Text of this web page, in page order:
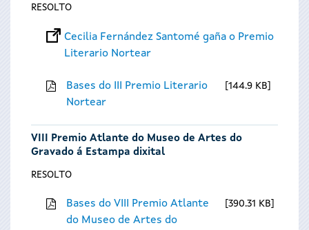
RESOLTO
Cecilia Fernández Santomé gaña o Premio
Literario Nortear
Bases do III Premio Literario
Nortear
144.9 KB
VIII Premio Atlante do Museo de Artes do
Gravado á Estampa dixital
RESOLTO
Bases do VIII Premio Atlante
do Museo de Artes do
390.31 KB